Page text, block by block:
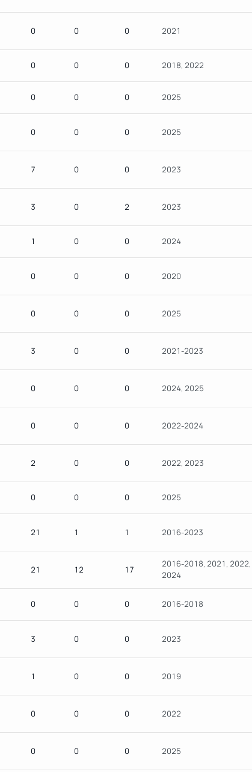
0 0 0 2021
0 0 0 2018, 2022
0 0 0 2025
0 0 0 2025
7 0 0 2023
3 0 2 2023
1 0 0 2024
0 0 0 2020
0 0 0 2025
3 0 0 2021-2023
0 0 0 2024, 2025
0 0 0 2022-2024
2 0 0 2022, 2023
0 0 0 2025
21 1 1 2016-2023
21 12 17
2016-2018, 2021, 2022,
2024
0 0 0 2016-2018
3 0 0 2023
1 0 0 2019
0 0 0 2022
0 0 0 2025